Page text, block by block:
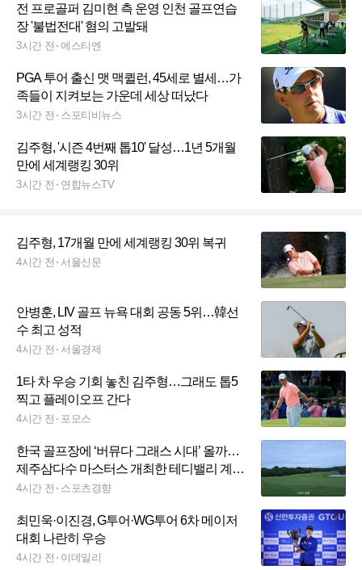
전 프로골퍼 김미현 측 운영 인천 골프연습
장 '불법전대' 혐의 고발돼
3시간 전 에스티엔
PGA 투어 출신 맷 맥퀼런, 45세로 별세…가
족들이 지켜보는 가운데 세상 떠났다
3시간 전 스포티비뉴스
김주형, '시즌 4번째 톱10' 달성…1년 5개월
만에 세계랭킹 30위
3시간 전 연합뉴스TV
김주형, 17개월 만에 세계랭킹 30위 복귀
4시간 전 서울신문
안병훈, LIV 골프 뉴욕 대회 공동 5위…韓선
수 최고 성적
4시간 전 서울경제
1타 차 우승 기회 놓친 김주형…그래도 톱5
찍고 플레이오프 간다
4시간 전 포모스
한국 골프장에 ‘버뮤다 그래스 시대’ 올까…
제주삼다수 마스터스 개최한 테디밸리 계기
로 관심
4시간 전 스포츠경향
최민욱·이진경, G투어·WG투어 6차 메이저
대회 나란히 우승
4시간 전 이데일리